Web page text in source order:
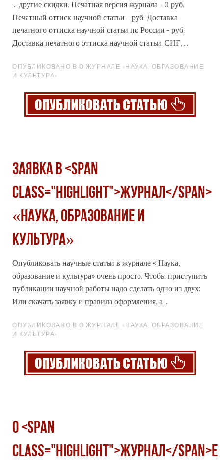
... другие скидки. Печатная версия журнала - 0 руб.
Печатный оттиск научной статьи - руб. Доставка
печатного оттиска научной статьи по России - руб.
Доставка печатного оттиска научной статьи. СНГ, ...
ОПУБЛИКОВАНО В О ЖУРНАЛЕ «НАУКА, ОБРАЗОВАНИЕ
И КУЛЬТУРА»
Заявка в <span
class="highlight">журнал</span>
«Наука, образование и
культура»
Опубликовать научные статьи в журнале « Наука,
образование и культура» очень просто. Чтобы приступить
публикации научной работы надо сделать одно из двух:
Или скачать заявку и правила оформления, а ...
ОПУБЛИКОВАНО В О ЖУРНАЛЕ «НАУКА, ОБРАЗОВАНИЕ
И КУЛЬТУРА»
О <span
class="highlight">журнал</span>е